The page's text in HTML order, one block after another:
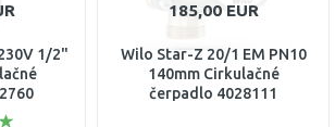
1/2"
185,00 EUR
Wilo Star-Z 20/1 EM PN10
140mm Cirkulačné
čerpadlo 4028111